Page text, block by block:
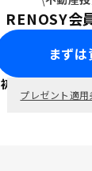
RENOSY会
まず
初回面談で
プレゼント適用